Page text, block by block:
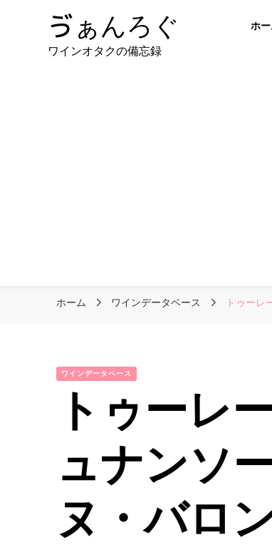
ゔぁんろぐ
ワインオタクの備忘録
ホ
ホーム ワインデータベース トゥー
ワインデータベース
トゥー
ュナンソ
ヌ・バロ